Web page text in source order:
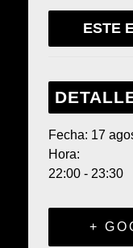
ESTE
Fecha: 17
Hora:
22:00 - 23:30
+